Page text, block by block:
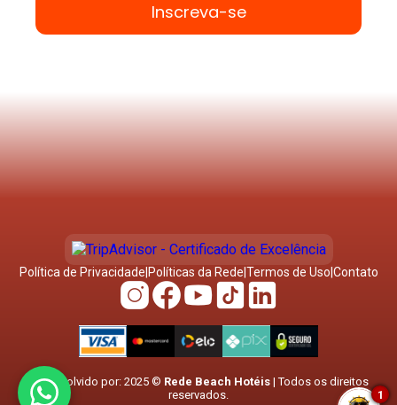
Inscreva-se
Política de Privacidade Políticas da Rede Termos de Uso Contato
Desenvolvido por: 2025 © Rede Beach Hotéis | Todos os direitos
reservados.
1